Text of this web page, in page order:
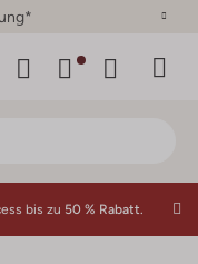
bis zu 50 % Rabatt.